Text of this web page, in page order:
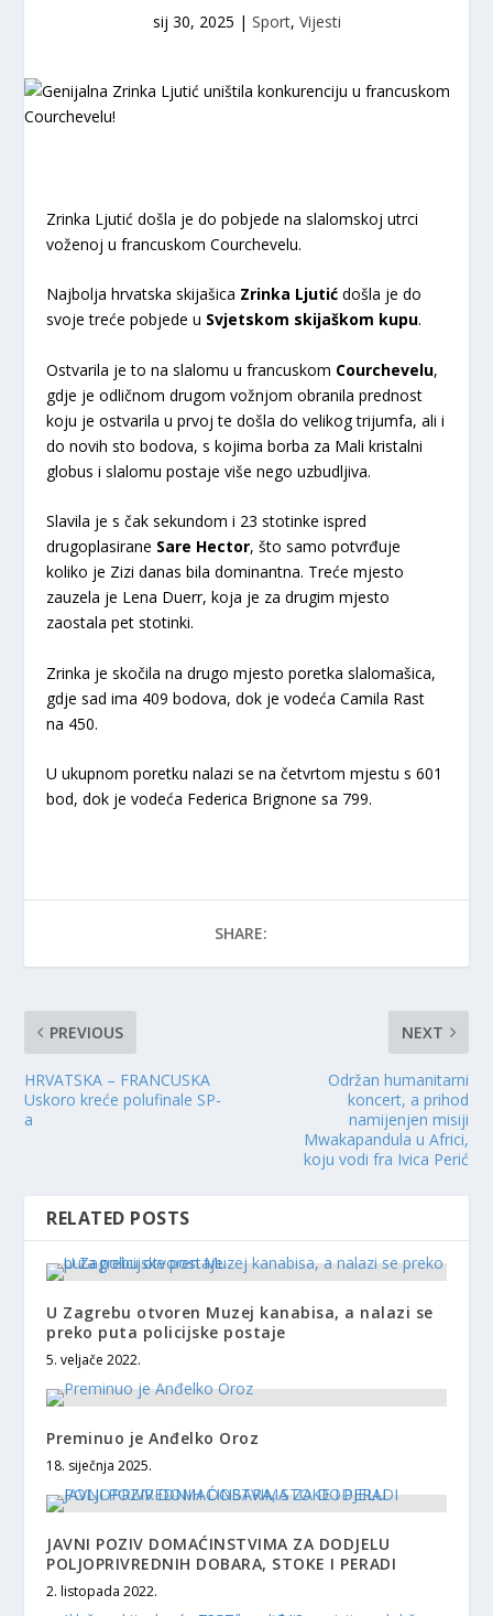
sij 30, 2025 | Sport, Vijesti
Zrinka Ljutić došla je do pobjede na slalomskoj utrci
voženoj u francuskom Courchevelu.
Najbolja hrvatska skijašica Zrinka Ljutić došla je do
svoje treće pobjede u Svjetskom skijaškom kupu.
Ostvarila je to na slalomu u francuskom Courchevelu,
gdje je odličnom drugom vožnjom obranila prednost
koju je ostvarila u prvoj te došla do velikog trijumfa, ali i
do novih sto bodova, s kojima borba za Mali kristalni
globus i slalomu postaje više nego uzbudljiva.
Slavila je s čak sekundom i 23 stotinke ispred
drugoplasirane Sare Hector, što samo potvrđuje
koliko je Zizi danas bila dominantna. Treće mjesto
zauzela je Lena Duerr, koja je za drugim mjesto
zaostala pet stotinki.
Zrinka je skočila na drugo mjesto poretka slalomašica,
gdje sad ima 409 bodova, dok je vodeća Camila Rast
na 450.
U ukupnom poretku nalazi se na četvrtom mjestu s 601
bod, dok je vodeća Federica Brignone sa 799.
SHARE:
PREVIOUS
HRVATSKA – FRANCUSKA
Uskoro kreće polufinale SP-
a
NEXT
Održan humanitarni
koncert, a prihod
namijenjen misiji
Mwakapandula u Africi,
koju vodi fra Ivica Perić
RELATED POSTS
U Zagrebu otvoren Muzej kanabisa, a nalazi se
preko puta policijske postaje
5. veljače 2022.
Preminuo je Anđelko Oroz
18. siječnja 2025.
JAVNI POZIV DOMAĆINSTVIMA ZA DODJELU
POLJOPRIVREDNIH DOBARA, STOKE I PERADI
2. listopada 2022.